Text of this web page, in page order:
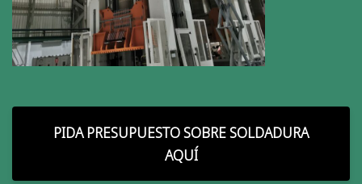
PIDA PRESUPUESTO SOBRE SOLDADURA
AQUÍ